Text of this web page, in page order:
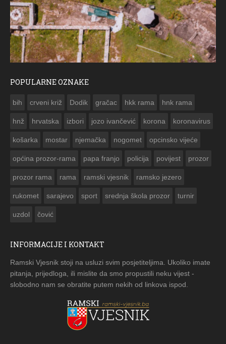
POPULARNE OZNAKE
bih crveni križ Dodik gračac hkk rama hnk rama
hnž hrvatska izbori jozo ivančević korona koronavirus
košarka mostar njemačka nogomet opcinsko vijeće
općina prozor-rama papa franjo policija povijest prozor
prozor rama rama ramski vjesnik ramsko jezero
rukomet sarajevo sport srednja škola prozor turnir
uzdol čović
INFORMACIJE I KONTAKT
Ramski Vjesnik stoji na usluzi svim posjetiteljima. Ukoliko imate
pitanja, prijedloga, ili mislite da smo propustili neku vijest -
slobodno nam se obratite putem nekih od linkova ispod.